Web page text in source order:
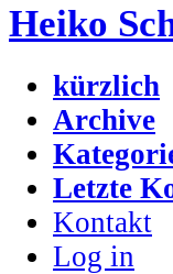
Heiko
kürzlich
Archive
Letzte
Kontakt
Log in